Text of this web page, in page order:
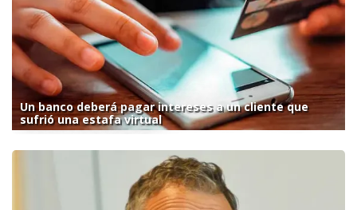
Un banco deberá pagar intereses a un cliente que
sufrió una estafa virtual